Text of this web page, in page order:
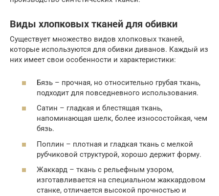
Виды хлопковых тканей для обивки
Существует множество видов хлопковых тканей,
которые используются для обивки диванов. Каждый из
них имеет свои особенности и характеристики:
Бязь – прочная, но относительно грубая ткань,
подходит для повседневного использования.
Сатин – гладкая и блестящая ткань,
напоминающая шелк, более износостойкая, чем
бязь.
Поплин – плотная и гладкая ткань с мелкой
рубчиковой структурой, хорошо держит форму.
Жаккард – ткань с рельефным узором,
изготавливается на специальном жаккардовом
станке, отличается высокой прочностью и